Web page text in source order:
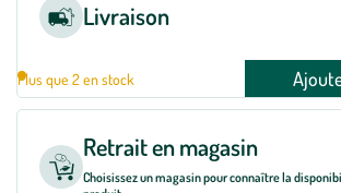
Livraison
Plus que 2 en stock
Retrait en magasin
Choisissez un magasin pour connaître la